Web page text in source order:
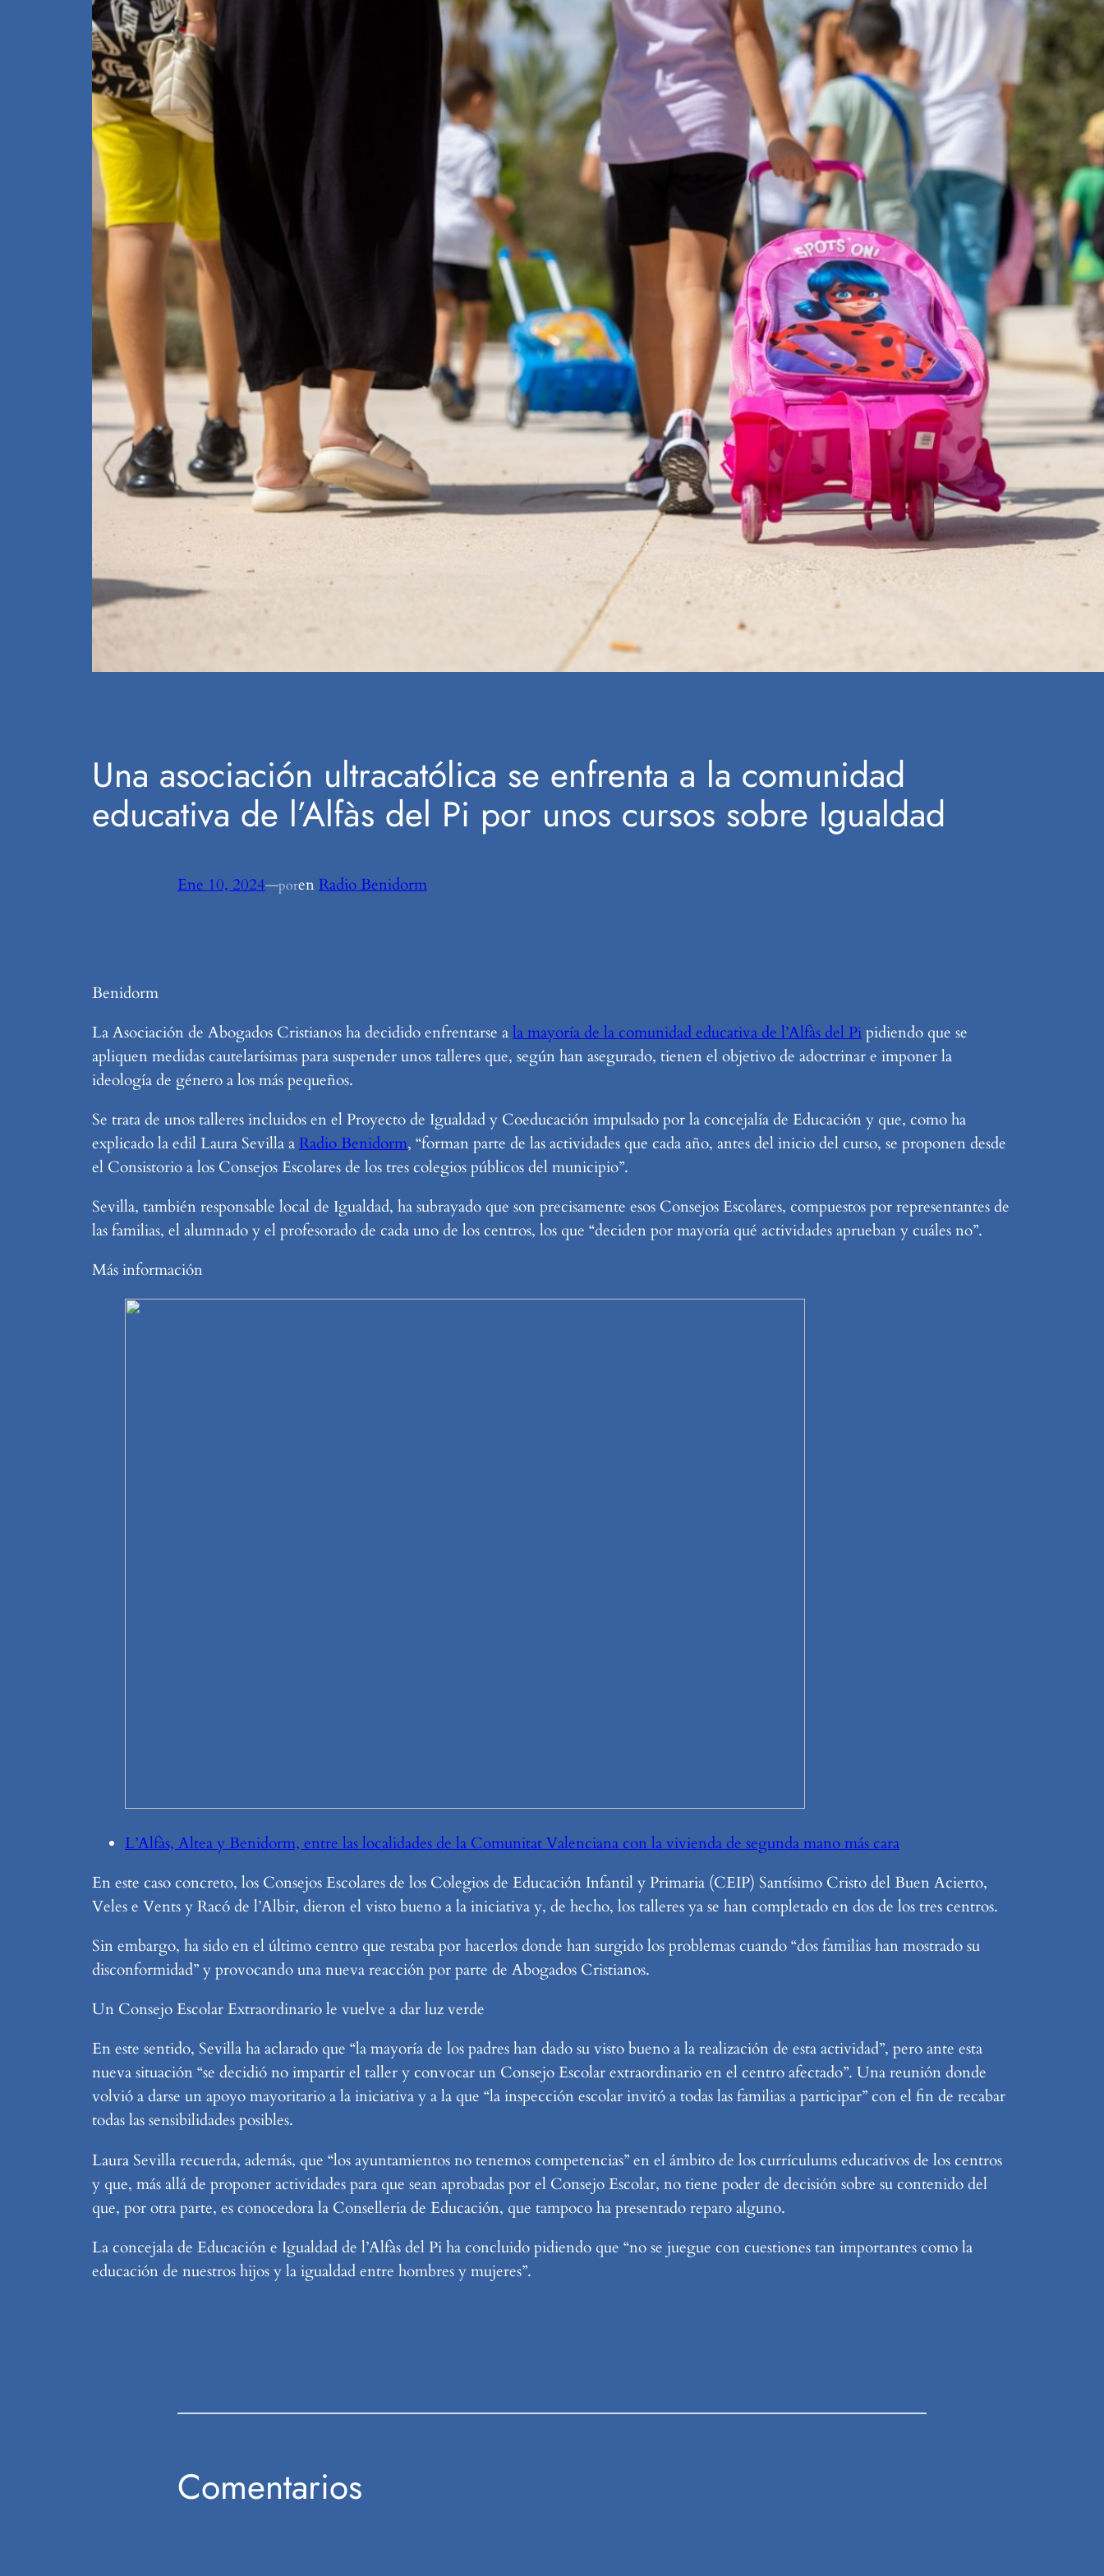
Una asociación ultracatólica se enfrenta a la comunidad
educativa de l’Alfàs del Pi por unos cursos sobre Igualdad
Ene 10, 2024—poren Radio Benidorm
Benidorm
La Asociación de Abogados Cristianos ha decidido enfrentarse ala mayoría de la comunidad educativa de l’Alfàs del Pipidiendo que se
apliquen medidas cautelarísimas para suspender unos talleres que, según han asegurado, tienen el objetivo de adoctrinar e imponer la
ideología de género a los más pequeños.
Se trata de unos talleres incluidos en el Proyecto de Igualdad y Coeducación impulsado por la concejalía de Educación y que, como ha
explicado la edil Laura Sevilla a Radio Benidorm, “forman parte de las actividades que cada año, antes del inicio del curso, se proponen desde
el Consistorio a los Consejos Escolares de los tres colegios públicos del municipio”.
Sevilla, también responsable local de Igualdad, ha subrayado que son precisamente esos Consejos Escolares, compuestos por representantes de
las familias, el alumnado y el profesorado de cada uno de los centros, los que “deciden por mayoría qué actividades aprueban y cuáles no”.
Más información
L’Alfàs, Altea y Benidorm, entre las localidades de la Comunitat Valenciana con la vivienda de segunda mano más cara
En este caso concreto, los Consejos Escolares de los Colegios de Educación Infantil y Primaria (CEIP) Santísimo Cristo del Buen Acierto,
Veles e Vents y Racó de l’Albir, dieron el visto bueno a la iniciativa y, de hecho, los talleres ya se han completado en dos de los tres centros.
Sin embargo, ha sido en el último centro que restaba por hacerlos donde han surgido los problemas cuando “dos familias han mostrado su
disconformidad” y provocando una nueva reacción por parte de Abogados Cristianos.
Un Consejo Escolar Extraordinario le vuelve a dar luz verde
En este sentido, Sevilla ha aclarado que “la mayoría de los padres han dado su visto bueno a la realización de esta actividad”, pero ante esta
nueva situación “se decidió no impartir el taller y convocar un Consejo Escolar extraordinario en el centro afectado”. Una reunión donde
volvió a darse un apoyo mayoritario a la iniciativa y a la que “la inspección escolar invitó a todas las familias a participar” con el fin de recabar
todas las sensibilidades posibles.
Laura Sevilla recuerda, además, que “los ayuntamientos no tenemos competencias” en el ámbito de los currículums educativos de los centros
y que, más allá de proponer actividades para que sean aprobadas por el Consejo Escolar, no tiene poder de decisión sobre su contenido del
que, por otra parte, es conocedora la Conselleria de Educación, que tampoco ha presentado reparo alguno.
La concejala de Educación e Igualdad de l’Alfàs del Pi ha concluido pidiendo que “no se juegue con cuestiones tan importantes como la
educación de nuestros hijos y la igualdad entre hombres y mujeres”.
Comentarios